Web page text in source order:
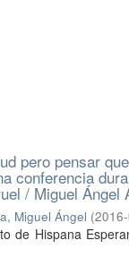
pero pensar
conferencia
/ Miguel Ángel
Miguel Ángel (
de Hispana